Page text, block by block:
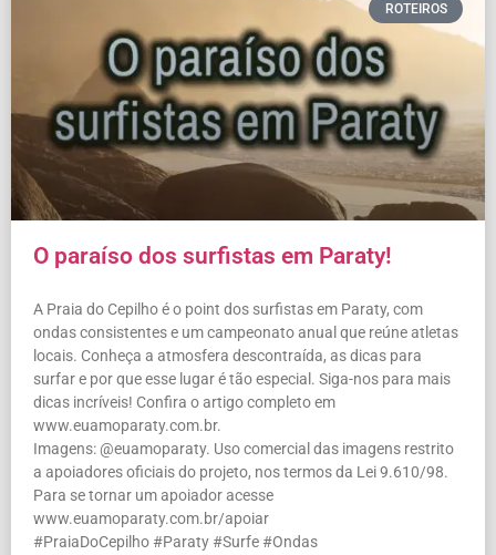
ROTEIROS
O paraíso dos surfistas em Paraty!
A Praia do Cepilho é o point dos surfistas em Paraty, com
ondas consistentes e um campeonato anual que reúne atletas
locais. Conheça a atmosfera descontraída, as dicas para
surfar e por que esse lugar é tão especial. Siga-nos para mais
dicas incríveis! Confira o artigo completo em
www.euamoparaty.com.br.
Imagens: @euamoparaty. Uso comercial das imagens restrito
a apoiadores oficiais do projeto, nos termos da Lei 9.610/98.
Para se tornar um apoiador acesse
www.euamoparaty.com.br/apoiar
#PraiaDoCepilho #Paraty #Surfe #Ondas